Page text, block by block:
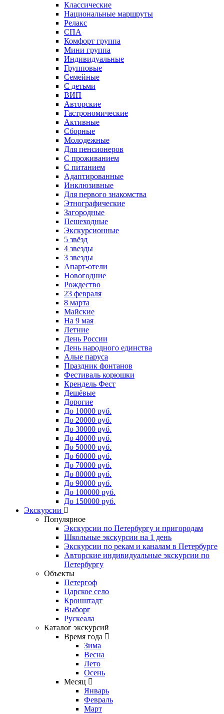
Классические
Национальные маршруты
Релакс
СПА
Комфорт группа
Мини группа
Индивидуальные
Групповые
Семейные
С детьми
ВИП
Авторские
Гастрономические
Активные
Сборные
Молодежные
Для пенсионеров
С проживанием
С питанием
Адаптированные
Инклюзивные
Для первого знакомства
Этнографические
Загородные
Пешеходные
Экскурсионные
5 звёзд
4 звезды
3 звезды
Апарт-отели
Новогодние
Рождество
23 февраля
8 марта
Майские
На 9 мая
Летние
День России
День народного единства
Алые паруса
Праздник фонтанов
Фестиваль корюшки
Крендель Фест
Дешёвые
Дорогие
До 10000 руб.
До 20000 руб.
До 30000 руб.
До 40000 руб.
До 50000 руб.
До 60000 руб.
До 70000 руб.
До 80000 руб.
До 90000 руб.
До 100000 руб.
До 150000 руб.
Экскурсии
Популярное
Экскурсии по Петербургу и пригородам
Школьные экскурсии на 1 день
Экскурсии по рекам и каналам в Петербурге
Авторские индивидуальные экскурсии по
Петербургу
Объекты
Петергоф
Царское село
Кронштадт
Выборг
Рускеала
Каталог экскурсий
Время года
Зима
Весна
Лето
Осень
Месяц
Январь
Февраль
Март